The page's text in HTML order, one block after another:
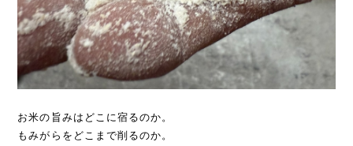
お米の旨みはどこに宿るのか。
もみがらをどこまで削るのか。